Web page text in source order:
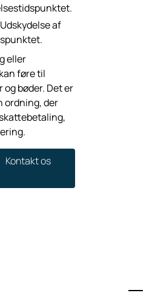
af
eller
føre til
bøder. Det er
ordning, der
Kontakt os